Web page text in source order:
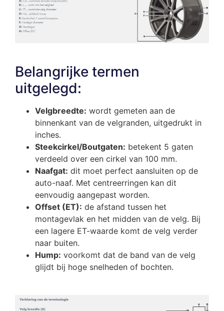
Belangrijke termen
uitgelegd:
Velgbreedte: wordt gemeten aan de
binnenkant van de velgranden, uitgedrukt in
inches.
Steekcirkel/Boutgaten: betekent 5 gaten
verdeeld over een cirkel van 100 mm.
Naafgat: dit moet perfect aansluiten op de
auto-naaf. Met centreerringen kan dit
eenvoudig aangepast worden.
Offset (ET): de afstand tussen het
montagevlak en het midden van de velg. Bij
een lagere ET-waarde komt de velg verder
naar buiten.
Hump: voorkomt dat de band van de velg
glijdt bij hoge snelheden of bochten.